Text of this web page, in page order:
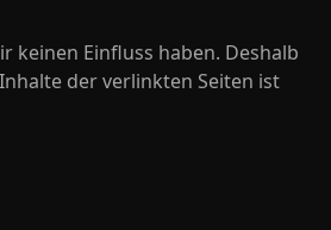
keinen Einfluss haben. Deshalb
der verlinkten Seiten ist